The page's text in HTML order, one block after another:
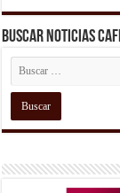
Buscar Noticias